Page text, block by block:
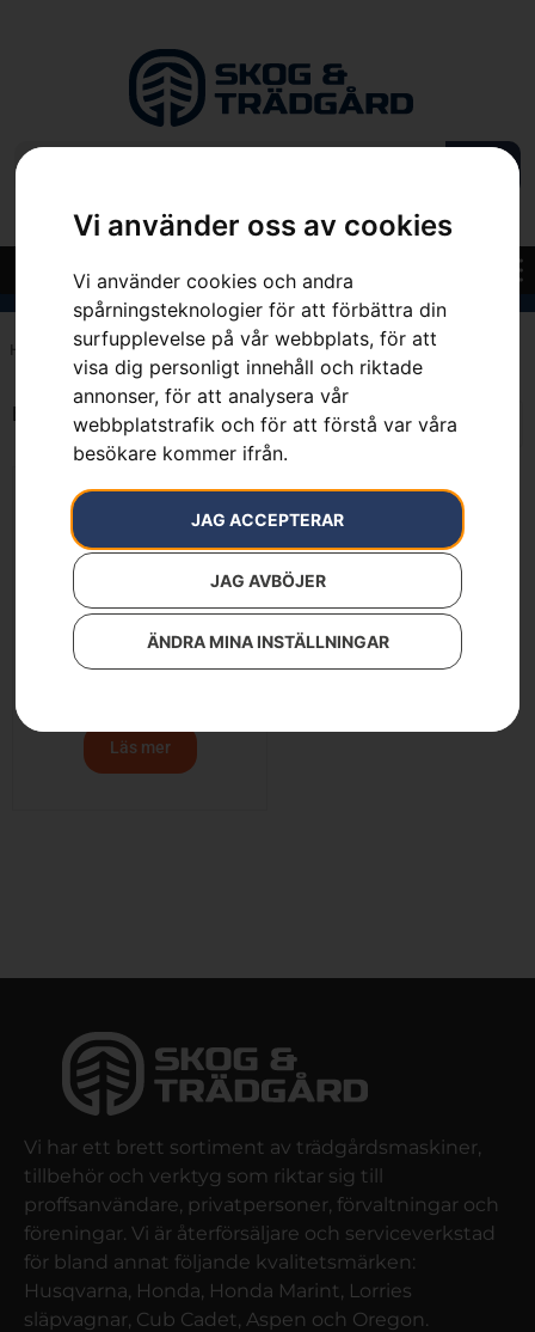
Vi använder oss av cookies
Vi använder cookies och andra
spårningsteknologier för att förbättra din
surfupplevelse på vår webbplats, för att
visa dig personligt innehåll och riktade
annonser, för att analysera vår
webbplatstrafik och för att förstå var våra
besökare kommer ifrån.
JAG ACCEPTERAR
JAG AVBÖJER
ÄNDRA MINA INSTÄLLNINGAR
Hem 7393080890375
Endast ett sökresultat
Oljepip-vinter grå,
Läs mer
Vi har ett brett sortiment av trädgårdsmaskiner,
tillbehör och verktyg som riktar sig till
proffsanvändare, privatpersoner, förvaltningar och
föreningar. Vi är återförsäljare och serviceverkstad
för bland annat följande kvalitetsmärken:
Husqvarna, Honda, Honda Marint, Lorries
släpvagnar, Cub Cadet, Aspen och Oregon.